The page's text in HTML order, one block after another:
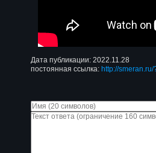
Дата публикации: 2022.11.28
постоянная ссылка: http://